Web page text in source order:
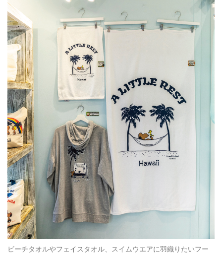
ビーチタオルやフェイスタオル、スイムウエアに羽織りたいフー